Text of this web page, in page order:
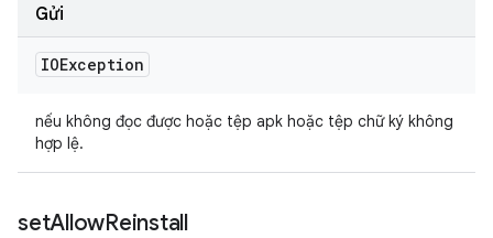
Gửi
IOException
nếu không đọc được hoặc tệp apk hoặc tệp chữ ký không
hợp lệ.
setAllowReinstall